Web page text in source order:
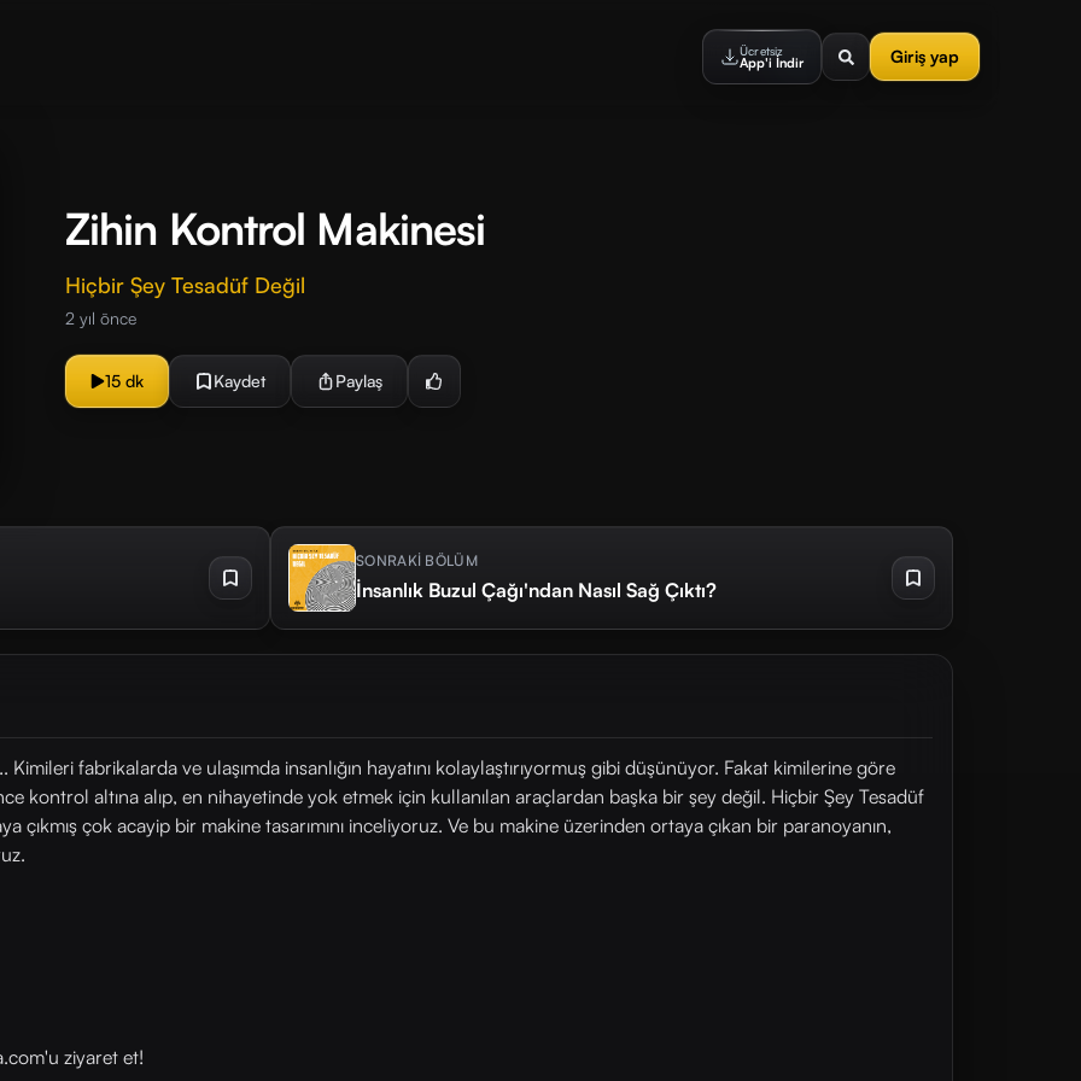
Ücretsiz
App'i İndir Giriş yap
Zihin Kontrol Makinesi
Hiçbir Şey Tesadüf Değil
2 yıl önce
15 dk Kaydet Paylaş
SONRAKİ BÖLÜM
İnsanlık Buzul Çağı'ndan Nasıl Sağ Çıktı?
fabrikalarda ve ulaşımda insanlığın hayatını kolaylaştırıyormuş gibi düşünüyor. Fakat kimilerine göre
kontrol altına alıp, en nihayetinde yok etmek için kullanılan araçlardan başka bir şey değil. Hiçbir Şey Tesadüf
çok acayip bir makine tasarımını inceliyoruz. Ve bu makine üzerinden ortaya çıkan bir paranoyanın,
ziyaret et!